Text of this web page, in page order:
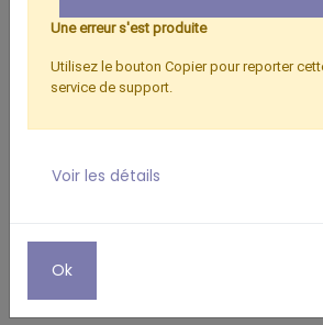
Une erreur s'est produite
Utilisez le bouton Copier pour reporter
service de support.
Voir les détails
Ok